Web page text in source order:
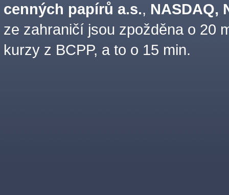
cenných papírů a.s., NASDAQ,
ze zahraničí jsou zpožděna o 20
kurzy z BCPP, a to o 15 min.